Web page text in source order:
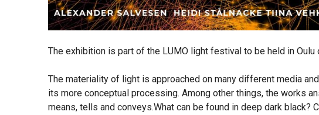
The exhibition is part of the LUMO light festival to be held in Oulu
The materiality of light is approached on many different media
its more conceptual processing. Among other things, the works
means, tells and conveys.What can be found in deep dark black?